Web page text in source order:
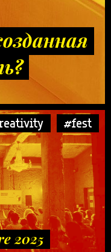
#fest
2025